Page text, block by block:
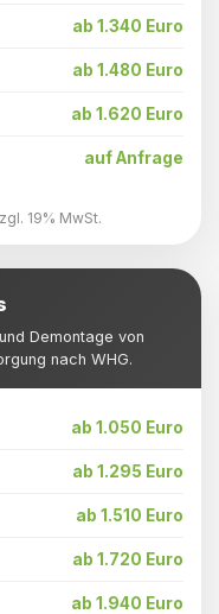
ab 1.340 Euro
ab 1.480 Euro
ab 1.620 Euro
auf Anfrage
19% MwSt.
Demontage von
nach WHG.
ab 1.050 Euro
ab 1.295 Euro
ab 1.510 Euro
ab 1.720 Euro
ab 1.940 Euro